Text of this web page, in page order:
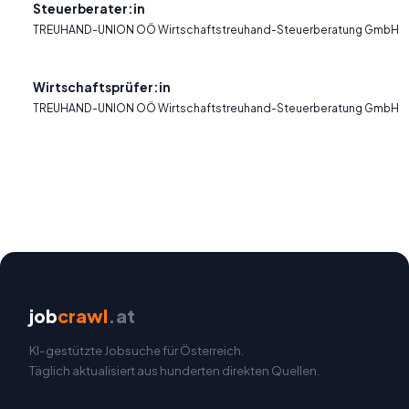
Steuerberater:in
TREUHAND-UNION OÖ Wirtschaftstreuhand-Steuerberatung GmbH
Wirtschaftsprüfer:in
TREUHAND-UNION OÖ Wirtschaftstreuhand-Steuerberatung GmbH
jobcrawl.at
KI-gestützte Jobsuche für Österreich.
Täglich aktualisiert aus hunderten direkten Quellen.